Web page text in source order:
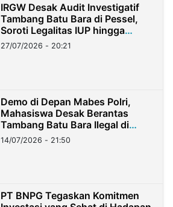
IRGW Desak Audit Investigatif
Tambang Batu Bara di Pessel,
Soroti Legalitas IUP hingga
Stockpile
27/07/2026 - 20:21
Demo di Depan Mabes Polri,
Mahasiswa Desak Berantas
Tambang Batu Bara Ilegal di
Lampung
14/07/2026 - 21:50
PT BNPG Tegaskan Komitmen